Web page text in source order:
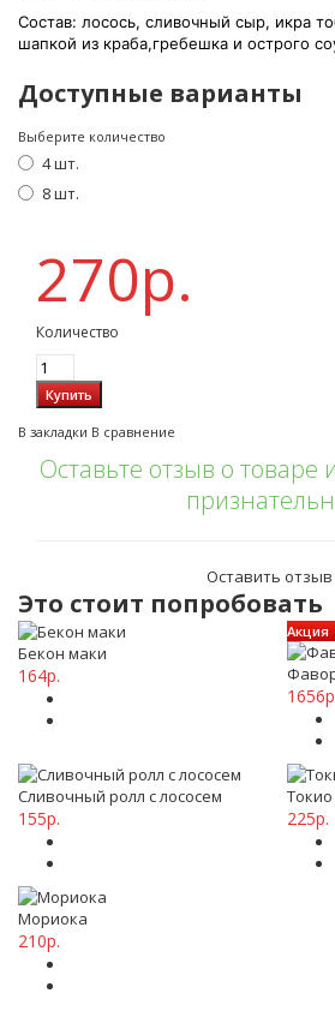
Состав: лосось, сливочный сыр, икра
шапкой из краба,гребешка и острого
Доступные варианты
Выберите количество
4 шт.
8 шт.
270р.
Количество
В закладки В сравнение
Оставьте отзыв о товаре
Оставить отзыв
Это стоит попробовать
Бекон маки
164р.
Акция
Сливочный ролл с лососем
155р. 225р.
Мориока
210р.